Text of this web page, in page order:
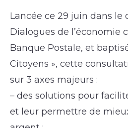
Lancée ce 29 juin dans le
Dialogues de l’économie
Banque Postale, et
Citoyens », cette
sur 3 axes majeurs :
– des solutions pour
et leur permettre de